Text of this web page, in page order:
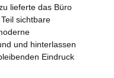
lieferte das Büro
sichtbare
und hinterlassen
Eindruck